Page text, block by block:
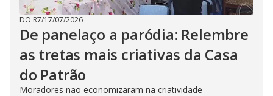
DO R7/17/07/2026
De panelaço a paródia: Relembre
as tretas mais criativas da Casa
do Patrão
Moradores não economizaram na criatividade